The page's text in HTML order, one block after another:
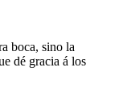
boca, sino la
dé gracia á los